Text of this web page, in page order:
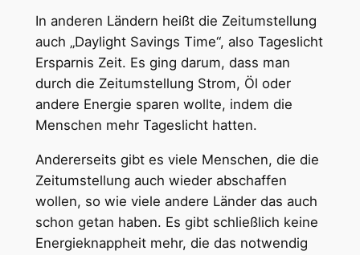
In anderen Ländern heißt die Zeitumstellung
auch „Daylight Savings Time“, also Tageslicht
Ersparnis Zeit. Es ging darum, dass man
durch die Zeitumstellung Strom, Öl oder
andere Energie sparen wollte, indem die
Menschen mehr Tageslicht hatten.
Andererseits gibt es viele Menschen, die die
Zeitumstellung auch wieder abschaffen
wollen, so wie viele andere Länder das auch
schon getan haben. Es gibt schließlich keine
Energieknappheit mehr, die das notwendig